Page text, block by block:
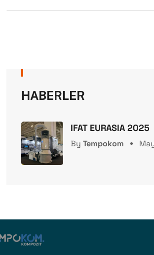
HABERLER
IFAT EURASIA 2025
By Tempokom